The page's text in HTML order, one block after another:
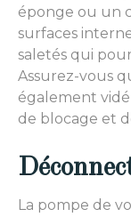
éponge ou un
surfaces
saletés qui
Assurez-vous
également
de blocage et
La pompe de